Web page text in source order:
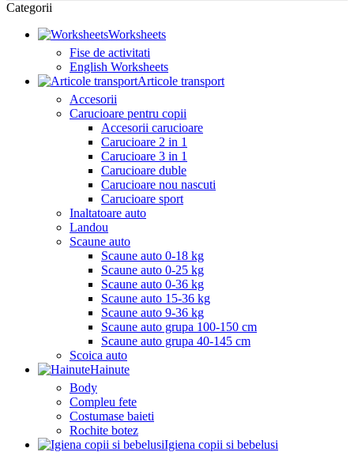
Categorii
Worksheets
Fise de activitati
English Worksheets
Articole transport
Accesorii
Carucioare pentru copii
Accesorii carucioare
Carucioare 2 in 1
Carucioare 3 in 1
Carucioare duble
Carucioare nou nascuti
Carucioare sport
Inaltatoare auto
Landou
Scaune auto
Scaune auto 0-18 kg
Scaune auto 0-25 kg
Scaune auto 0-36 kg
Scaune auto 15-36 kg
Scaune auto 9-36 kg
Scaune auto grupa 100-150 cm
Scaune auto grupa 40-145 cm
Scoica auto
Hainute
Body
Compleu fete
Costumase baieti
Rochite botez
Igiena copii si bebelusi